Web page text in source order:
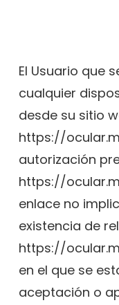
El Usuario que
cualquier
desde su sitio
https://
autorización
https://
enlace no
existencia de
https://
en el que se
aceptación o